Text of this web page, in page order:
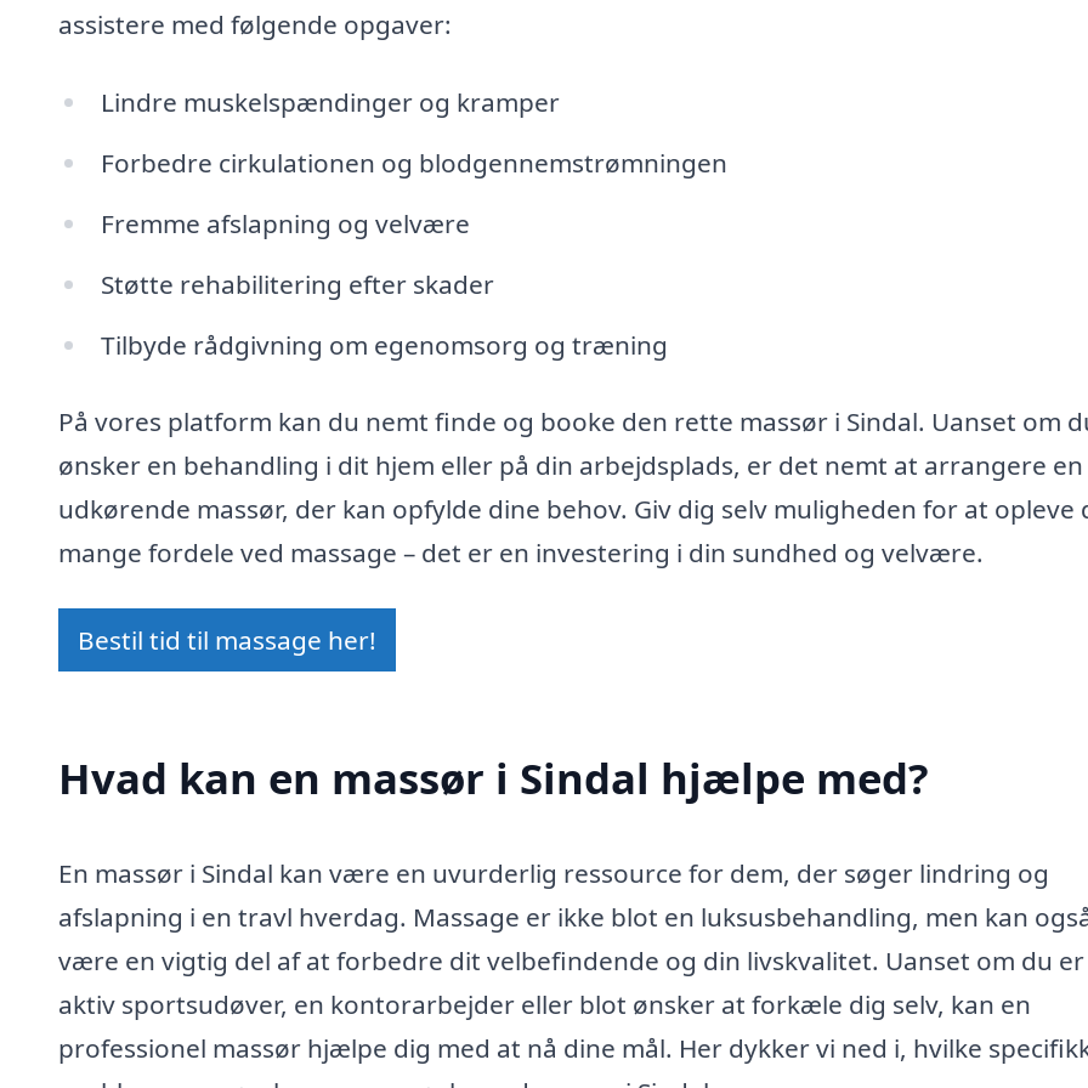
assistere med følgende opgaver:
Lindre muskelspændinger og kramper
Forbedre cirkulationen og blodgennemstrømningen
Fremme afslapning og velvære
Støtte rehabilitering efter skader
Tilbyde rådgivning om egenomsorg og træning
På vores platform kan du nemt finde og booke den rette massør i Sindal. Uanset om
ønsker en behandling i dit hjem eller på din arbejdsplads, er det nemt at arrangere en
udkørende massør, der kan opfylde dine behov. Giv dig selv muligheden for at opleve
mange fordele ved massage – det er en investering i din sundhed og velvære.
Bestil tid til massage her!
Hvad kan en massør i Sindal hjælpe med?
En massør i Sindal kan være en uvurderlig ressource for dem, der søger lindring og
afslapning i en travl hverdag. Massage er ikke blot en luksusbehandling, men kan
være en vigtig del af at forbedre dit velbefindende og din livskvalitet. Uanset om du
aktiv sportsudøver, en kontorarbejder eller blot ønsker at forkæle dig selv, kan en
professionel massør hjælpe dig med at nå dine mål. Her dykker vi ned i, hvilke